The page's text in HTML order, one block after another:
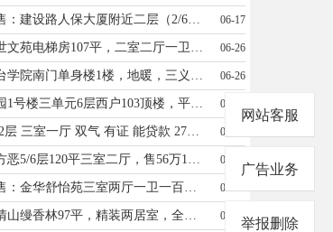
房东出售：建设路人保大厦附近二层（2/6）135平米三室两厅两卫，学区房，毛坯有证。电话：13730139181 06-17
急售盛世文苑电梯房107平，二室二厅一卫，精装修，老证，82万相中可议，15003398935，李演庄二室二厅53万 06-26
【】邢台学院南门单身楼1楼，地暖，三义庙，三中本部学区房，40平左右，出售18.8万，15097999449 06-26
五英花园1号楼三单元6层西户103顶楼，平南北通透.2室2厅看房电话13231915060 查看图片 07-24
顺德路 2层 三室一厅 双气 有证 能贷款 27万19912026877 06-27
在水一方恶5/6层120平三室二厅，售56万15531903330 06-01
个人出售：金华舒怡苑三室两厅一卫一百平米6/6，近邻金华小学中学。电话18632969932 06-04
七里河清山缦香林97平，精装两居室，全套家具家电，拎包住，有证能贷款，中间好楼层，58万，15231922688 查看图片 07-27
网站客服
广告业务
举报删除